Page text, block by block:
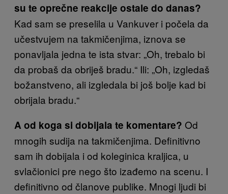
su te oprečne reakcije ostale do danas?
Kad sam se preselila u Vankuver i počela da
učestvujem na takmičenjima, iznova se
ponavljala jedna te ista stvar: „Oh, trebalo bi
da probaš da obriješ bradu.“ Ili: „Oh, izgledaš
božanstveno, ali izgledala bi još bolje kad bi
obrijala bradu.“
A od koga si dobijala te komentare? Od
mnogih sudija na takmičenjima. Definitivno
sam ih dobijala i od koleginica kraljica, u
svlačionici pre nego što izađemo na scenu. I
definitivno od članove publike. Mnogi ljudi bi